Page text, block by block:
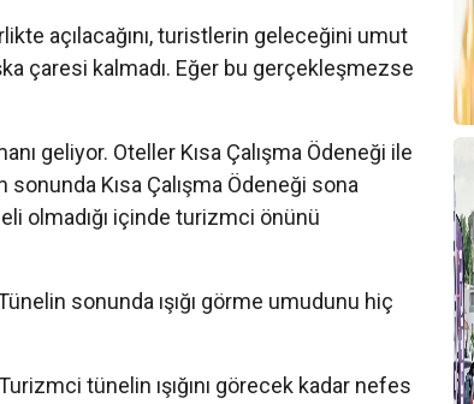
açılacağını, turistlerin geleceğini umut
çaresi kalmadı. Eğer bu gerçekleşmezse
geliyor. Oteller Kısa Çalışma Ödeneği ile
sonunda Kısa Çalışma Ödeneği sona
olmadığı içinde turizmci önünü
sonunda ışığı görme umudunu hiç
tünelin ışığını görecek kadar nefes